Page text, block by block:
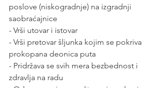
poslove (niskogradnje) na izgradnji
saobraćajnice
- Vrši utovar i istovar
- Vrši pretovar šljunka kojim se pokriva
prokopana deonica puta
- Pridržava se svih mera bezbednost i
zdravlja na radu